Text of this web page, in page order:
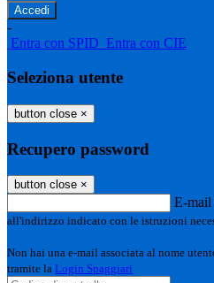
-
Entra con SPID Entra con CIE
Seleziona utente
button close ×
Recupero password
button close ×
E-mail
all'indirizzo indicato con le istruzioni
Non hai una e-mail associata al nome
tramite la Login Spaggiari